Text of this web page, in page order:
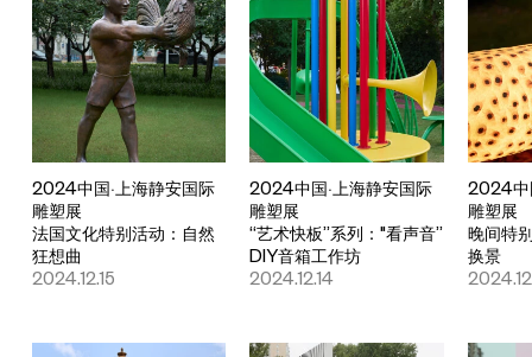
2024中国·上海静安国际
雕塑展
法国文化特别活动：自然
狂想曲
2024.12.15
2024中国·上海静安国际
雕塑展
“艺术快板”系列："看声音”
DIY音箱工作坊
2024.12.14
2024中
雕塑展
晚间特
换景